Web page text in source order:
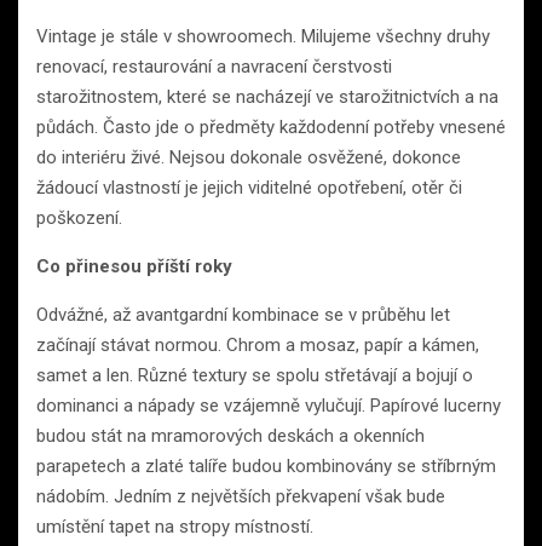
Vintage je stále v showroomech. Milujeme všechny druhy
renovací, restaurování a navracení čerstvosti
starožitnostem, které se nacházejí ve starožitnictvích a na
půdách. Často jde o předměty každodenní potřeby vnesené
do interiéru živé. Nejsou dokonale osvěžené, dokonce
žádoucí vlastností je jejich viditelné opotřebení, otěr či
poškození.
Co přinesou příští roky
Odvážné, až avantgardní kombinace se v průběhu let
začínají stávat normou. Chrom a mosaz, papír a kámen,
samet a len. Různé textury se spolu střetávají a bojují o
dominanci a nápady se vzájemně vylučují. Papírové lucerny
budou stát na mramorových deskách a okenních
parapetech a zlaté talíře budou kombinovány se stříbrným
nádobím. Jedním z největších překvapení však bude
umístění tapet na stropy místností.